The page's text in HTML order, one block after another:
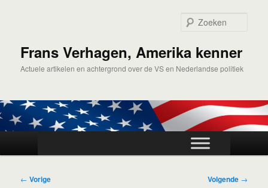
inhoudFrans Verhagen, Amerika kenner
Actuele artikelen en achtergrond over de VS en Nederlandse politiek
Bericht
← Vorige Volgende →